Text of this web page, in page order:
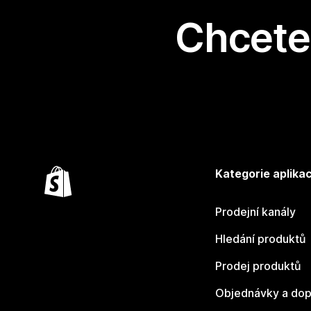
Kategorie
Prodejní kanály
Hledání produktů
Prodej produktů
Objednávky a